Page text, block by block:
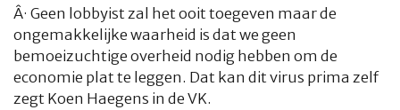
Â· Geen lobbyist zal het ooit toegeven maar de
ongemakkelijke waarheid is dat we geen
bemoeizuchtige overheid nodig hebben om de
economie plat te leggen. Dat kan dit virus prima zelf
zegt Koen Haegens in de VK.